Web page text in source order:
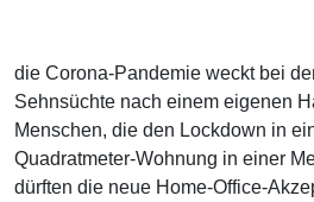
die Corona-Pandemie weckt bei
Sehnsüchte nach einem eigenen
Menschen, die den Lockdown in
Quadratmeter-Wohnung in einer
dürften die neue Home-Office-